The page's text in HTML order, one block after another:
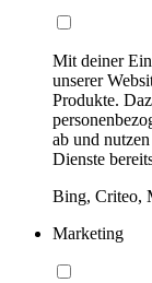
Mit deiner
unserer
Produkte.
ab und
Dienste
Bing, Criteo,
Marketing